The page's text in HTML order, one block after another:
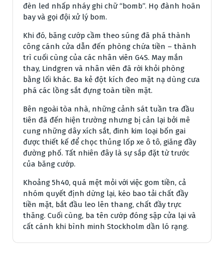
đèn led nhấp nháy ghi chữ “bomb”. Họ đành hoãn
bay và gọi đội xử lý bom.
Khi đó, băng cướp cầm theo súng đã phá thành
công cánh cửa dẫn đến phòng chứa tiền – thành
trì cuối cùng của các nhân viên G4S. May mắn
thay, Lindgren và nhân viên đã rời khỏi phòng
bằng lối khác. Ba kẻ đột kích đeo mặt nạ dùng cưa
phá các lồng sắt đựng toàn tiền mặt.
Bên ngoài tòa nhà, những cảnh sát tuần tra đầu
tiên đã đến hiện trường nhưng bị cản lại bởi mê
cung những dây xích sắt, đinh kim loại bốn gai
được thiết kế để chọc thủng lốp xe ô tô, giăng đầy
đường phố. Tất nhiên đây là sự sắp đặt từ trước
của băng cướp.
Khoảng 5h40, quá mệt mỏi với việc gom tiền, cả
nhóm quyết định dừng lại, kéo bao tải chất đầy
tiền mặt, bắt đầu leo lên thang, chất đầy trực
thăng. Cuối cùng, ba tên cướp đóng sập cửa lại và
cất cánh khi bình minh Stockholm dần ló rạng.